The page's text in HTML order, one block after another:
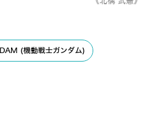
(機動戦士ガンダム)